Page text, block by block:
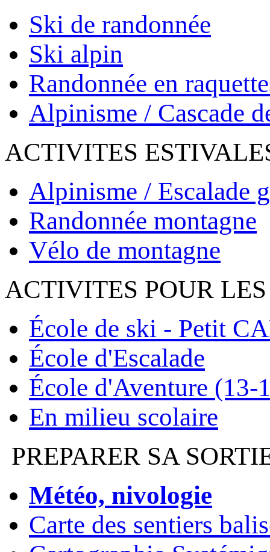
Ski de randonnée
Ski alpin
Randonnée en
Alpinisme / Cascade
ACTIVITES
Alpinisme / Escalade
Randonnée montagne
Vélo de montagne
ACTIVITES POUR
École de ski - Petit
École d'Escalade
École d'Aventure (13-
En milieu scolaire
PREPARER SA
Météo, nivologie
Carte des sentiers